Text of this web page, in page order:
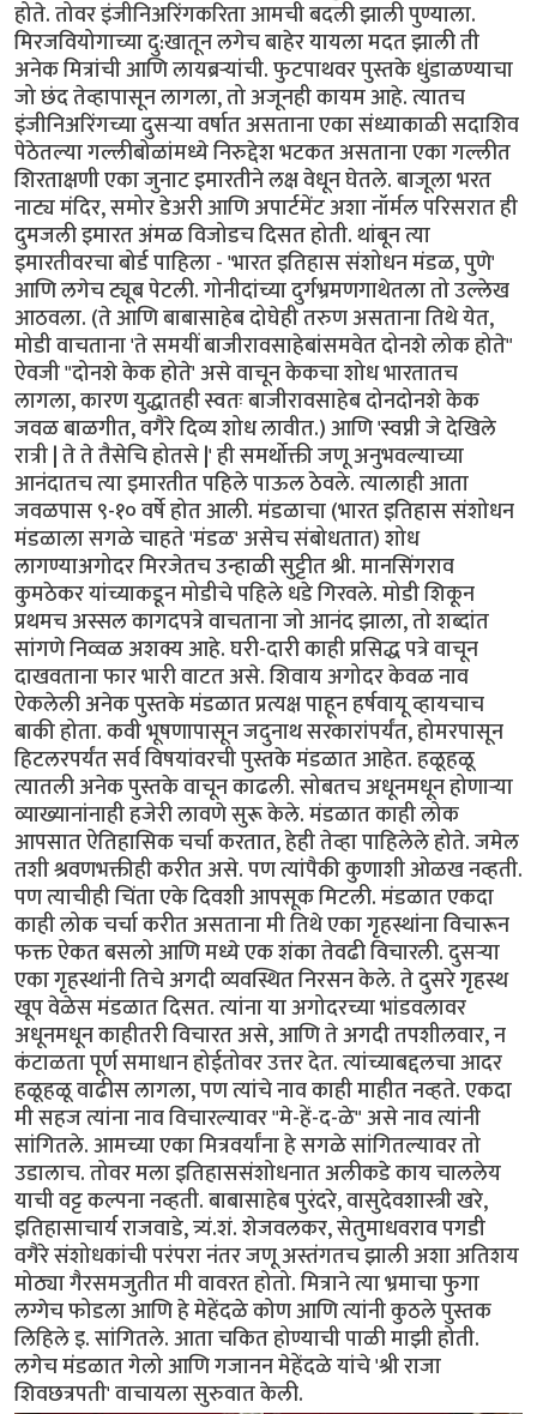
होते. तोवर इंजीनिअरिंगकरिता आमची बदली झाली पुण्याला.
मिरजवियोगाच्या दु:खातून लगेच बाहेर यायला मदत झाली ती
अनेक मित्रांची आणि लायब्रर्‍यांची. फुटपाथवर पुस्तके धुंडाळण्याचा
जो छंद तेव्हापासून लागला, तो अजूनही कायम आहे. त्यातच
इंजीनिअरिंगच्या दुसर्‍या वर्षात असताना एका संध्याकाळी सदाशिव
पेठेतल्या गल्लीबोळांमध्ये निरुद्देश भटकत असताना एका गल्लीत
शिरताक्षणी एका जुनाट इमारतीने लक्ष वेधून घेतले. बाजूला भरत
नाट्य मंदिर, समोर डेअरी आणि अपार्टमेंट अशा नॉर्मल परिसरात ही
दुमजली इमारत अंमळ विजोडच दिसत होती. थांबून त्या
इमारतीवरचा बोर्ड पाहिला - 'भारत इतिहास संशोधन मंडळ, पुणे'
आणि लगेच ट्यूब पेटली. गोनीदांच्या दुर्गभ्रमणगाथेतला तो उल्लेख
आठवला. (ते आणि बाबासाहेब दोघेही तरुण असताना तिथे येत,
मोडी वाचताना 'ते समयीं बाजीरावसाहेबांसमवेत दोनशे लोक होते"
ऐवजी "दोनशे केक होते' असे वाचून केकचा शोध भारतातच
लागला, कारण युद्धातही स्वतः बाजीरावसाहेब दोनदोनशे केक
जवळ बाळगीत, वगैरे दिव्य शोध लावीत.) आणि 'स्वप्नी जे देखिले
रात्री | ते ते तैसेचि होतसे |' ही समर्थोक्ती जणू अनुभवल्याच्या
आनंदातच त्या इमारतीत पहिले पाऊल ठेवले. त्यालाही आता
जवळपास ९-१० वर्षे होत आली. मंडळाचा (भारत इतिहास संशोधन
मंडळाला सगळे चाहते 'मंडळ' असेच संबोधतात) शोध
लागण्याअगोदर मिरजेतच उन्हाळी सुट्टीत श्री. मानसिंगराव
कुमठेकर यांच्याकडून मोडीचे पहिले धडे गिरवले. मोडी शिकून
प्रथमच अस्सल कागदपत्रे वाचताना जो आनंद झाला, तो शब्दांत
सांगणे निव्वळ अशक्य आहे. घरी-दारी काही प्रसिद्ध पत्रे वाचून
दाखवताना फार भारी वाटत असे. शिवाय अगोदर केवळ नाव
ऐकलेली अनेक पुस्तके मंडळात प्रत्यक्ष पाहून हर्षवायू व्हायचाच
बाकी होता. कवी भूषणापासून जदुनाथ सरकारांपर्यंत, होमरपासून
हिटलरपर्यंत सर्व विषयांवरची पुस्तके मंडळात आहेत. हळूहळू
त्यातली अनेक पुस्तके वाचून काढली. सोबतच अधूनमधून होणार्‍या
व्याख्यानांनाही हजेरी लावणे सुरू केले. मंडळात काही लोक
आपसात ऐतिहासिक चर्चा करतात, हेही तेव्हा पाहिलेले होते. जमेल
तशी श्रवणभक्तीही करीत असे. पण त्यांपैकी कुणाशी ओळख नव्हती.
पण त्याचीही चिंता एके दिवशी आपसूक मिटली. मंडळात एकदा
काही लोक चर्चा करीत असताना मी तिथे एका गृहस्थांना विचारून
फक्त ऐकत बसलो आणि मध्ये एक शंका तेवढी विचारली. दुसर्‍या
एका गृहस्थांनी तिचे अगदी व्यवस्थित निरसन केले. ते दुसरे गृहस्थ
खूप वेळेस मंडळात दिसत. त्यांना या अगोदरच्या भांडवलावर
अधूनमधून काहीतरी विचारत असे, आणि ते अगदी तपशीलवार, न
कंटाळता पूर्ण समाधान होईतोवर उत्तर देत. त्यांच्याबद्दलचा आदर
हळूहळू वाढीस लागला, पण त्यांचे नाव काही माहीत नव्हते. एकदा
मी सहज त्यांना नाव विचारल्यावर "मे-हें-द-ळे" असे नाव त्यांनी
सांगितले. आमच्या एका मित्रवर्यांना हे सगळे सांगितल्यावर तो
उडालाच. तोवर मला इतिहाससंशोधनात अलीकडे काय चाललेय
याची वट्ट कल्पना नव्हती. बाबासाहेब पुरंदरे, वासुदेवशास्त्री खरे,
इतिहासाचार्य राजवाडे, त्र्यं.शं. शेजवलकर, सेतुमाधवराव पगडी
वगैरे संशोधकांची परंपरा नंतर जणू अस्तंगतच झाली अशा अतिशय
मोठ्या गैरसमजुतीत मी वावरत होतो. मित्राने त्या भ्रमाचा फुगा
लग्गेच फोडला आणि हे मेहेंदळे कोण आणि त्यांनी कुठले पुस्तक
लिहिले इ. सांगितले. आता चकित होण्याची पाळी माझी होती.
लगेच मंडळात गेलो आणि गजानन मेहेंदळे यांचे 'श्री राजा
शिवछत्रपती' वाचायला सुरुवात केली.